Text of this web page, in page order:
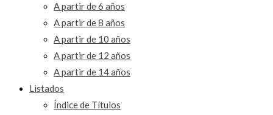
A partir de 6 años
A partir de 8 años
A partir de 10 años
A partir de 12 años
A partir de 14 años
Listados
Índice de Títulos